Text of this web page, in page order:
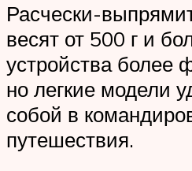
Расчески-
весят от 500 г и
устройства более
но легкие модели
собой в
путешествия.